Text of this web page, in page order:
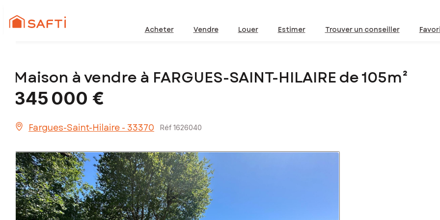
Acheter Vendre Louer Estimer Trouver un conseiller
Maison à vendre à FARGUES-SAINT-HILAIRE de 105m²
345 000 €
Fargues-Saint-Hilaire - 33370 Réf 1626040